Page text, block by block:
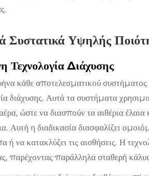
Συστατικά Υψηλής
Τεχνολογία Διάχυσης
κάθε αποτελεσματικού συστήματος
διάχυσης. Αυτά τα συστήματα
ώστε να διασπούν τα αιθέρια
Αυτή η διαδικασία διασφαλίζει
ή να κατακλύζει τις αισθήσεις. Η
παρέχοντας παράλληλα σταθερή